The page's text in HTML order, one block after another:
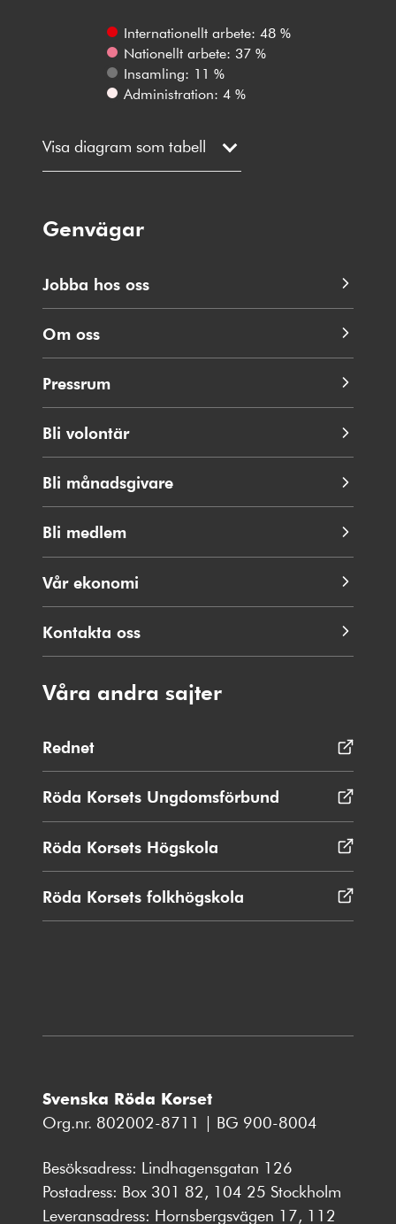
Internationellt arbete: 48 %
Nationellt arbete: 37 %
Insamling: 11 %
Administration: 4 %
Visa diagram som tabell
Genvägar
Jobba hos oss
Om oss
Pressrum
Bli volontär
Bli månadsgivare
Bli medlem
Vår ekonomi
Kontakta oss
Våra andra sajter
Rednet
i
nytt
fönster
Röda Korsets Ungdomsförbund Öppnas
i
Röda Korsets Högskola
i
nytt
fönster
Röda Korsets folkhögskola
i
Svenska Röda Korset
Org.nr. 802002-8711 | BG 900-8004
Besöksadress: Lindhagensgatan 126
Postadress: Box 301 82, 104 25 Stockholm
Leveransadress: Hornsbergsvägen 17, 112